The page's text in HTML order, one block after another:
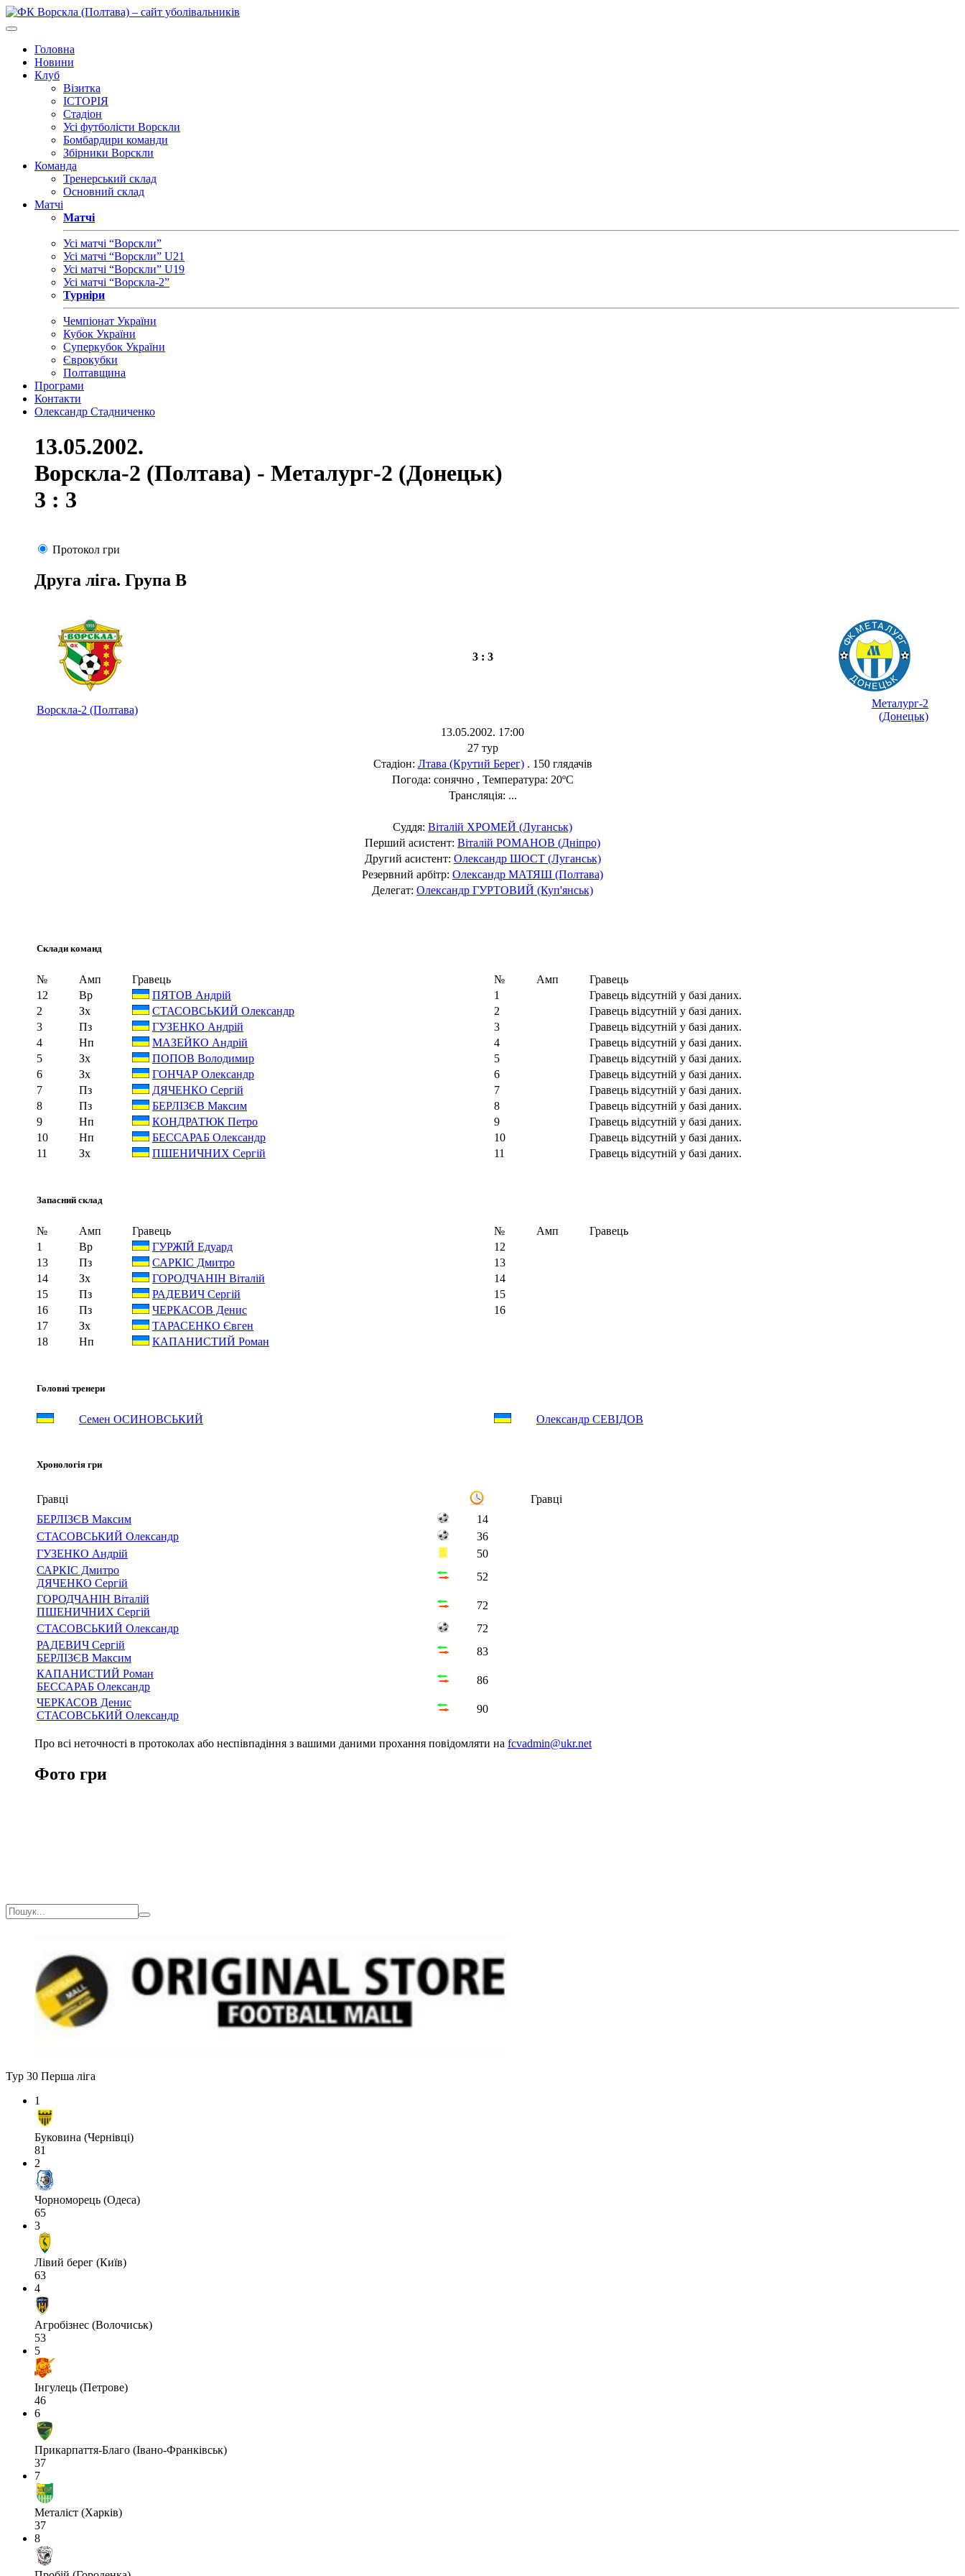
Головна
Новини
Клуб
Візитка
ІСТОРІЯ
Стадіон
Усі футболісти Ворскли
Бомбардири команди
Збірники Ворскли
Команда
Тренерський склад
Основний склад
Матчі
Матчі
Усі матчі “Ворскли”
Усі матчі “Ворскли” U21
Усі матчі “Ворскли” U19
Усі матчі “Ворскла-2”
Турніри
Чемпіонат України
Кубок України
Суперкубок України
Єврокубки
Полтавщина
Програми
Контакти
Олександр Стадниченко
13.05.2002.
Ворскла-2 (Полтава) - Металург-2 (Донецьк)
3 : 3
Протокол гри
Друга ліга. Група В
3 : 3
Ворскла-2 (Полтава)
Металург-2
(Донецьк)
13.05.2002. 17:00
27 тур
Стадіон: Лтава (Крутий Берег). 150 глядачів
Погода: сонячно , Температура: 20ºC
Трансляція: ...
Суддя: Віталій ХРОМЕЙ (Луганськ)
Перший асистент: Віталій РОМАНОВ (Дніпро)
Другий асистент: Олександр ШОСТ (Луганськ)
Резервний арбітр: Олександр МАТЯШ (Полтава)
Делегат: Олександр ГУРТОВИЙ (Куп'янськ)
Склади команд
№ Амп Гравець № Амп
Гравець
12
Вр ПЯТОВ Андрій 1
Гравець відсутній у базі даних.
2
Зх СТАСОВСЬКИЙ Олександр 2
Гравець відсутній у базі даних.
3
Пз ГУЗЕНКО Андрій 3
Гравець відсутній у базі даних.
4
Нп МАЗЕЙКО Андрій 4
Гравець відсутній у базі даних.
5
Зх ПОПОВ Володимир 5
Гравець відсутній у базі даних.
6
Зх ГОНЧАР Олександр 6
Гравець відсутній у базі даних.
7
Пз ДЯЧЕНКО Сергій 7
Гравець відсутній у базі даних.
8
Пз БЕРЛІЗЄВ Максим 8
Гравець відсутній у базі даних.
9
Нп КОНДРАТЮК Петро 9
Гравець відсутній у базі даних.
10
Нп БЕССАРАБ Олександр 10
Гравець відсутній у базі даних.
11
Зх ПШЕНИЧНИХ Сергій 11 Гравець відсутній у базі даних.
Запасний склад
№ Амп Гравець № Амп
Гравець
1
Вр ГУРЖІЙ Едуард
12
13
Пз САРКІС Дмитро
13
14
Зх ГОРОДЧАНІН Віталій
14
15
Пз РАДЕВИЧ Сергій
15
16
Пз ЧЕРКАСОВ Денис
16
17
Зх
ТАРАСЕНКО Євген
18
Нп КАПАНИСТИЙ Роман
Головні тренери
Семен ОСИНОВСЬКИЙ Олександр СЕВІДОВ
Хронологія гри
Гравці
Гравці
БЕРЛІЗЄВ Максим
14
СТАСОВСЬКИЙ Олександр
36
ГУЗЕНКО Андрій
50
САРКІС Дмитро
ДЯЧЕНКО Сергій
52
ГОРОДЧАНІН Віталій
ПШЕНИЧНИХ Сергій
72
СТАСОВСЬКИЙ Олександр
72
РАДЕВИЧ Сергій
БЕРЛІЗЄВ Максим
83
КАПАНИСТИЙ Роман
БЕССАРАБ Олександр
86
ЧЕРКАСОВ Денис
СТАСОВСЬКИЙ Олександр
90
Про всі неточності в протоколах або неспівпадіння з вашими даними прохання повідомляти на fcvadmin@ukr.net
Фото гри
Тур 30 Перша ліга
1
Буковина (Чернівці)
81
2
Чорноморець (Одеса)
65
3
Лівий берег (Київ)
63
4
Агробізнес (Волочиськ)
53
5
Інгулець (Петрове)
46
6
Прикарпаття-Благо (Івано-Франківськ)
37
7
Металіст (Харків)
37
8